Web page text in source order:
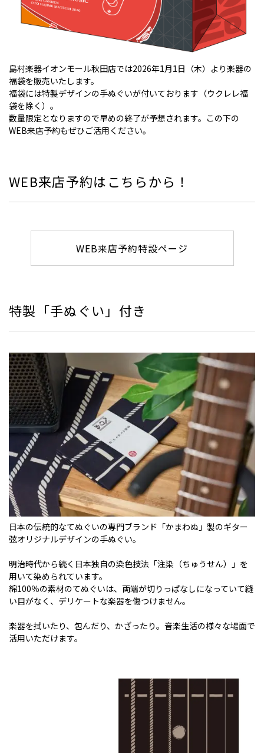
島村楽器イオンモール秋田店では2026年1月1日（木）より楽器の
福袋を販売いたします。
福袋には特製デザインの手ぬぐいが付いております（ウクレレ福
袋を除く）。
数量限定となりますので早めの終了が予想されます。この下の
WEB来店予約もぜひご活用ください。
WEB来店予約はこちらから！
WEB来店予約特設ページ
特製「手ぬぐい」付き
日本の伝統的なてぬぐいの専門ブランド「かまわぬ」製のギター
弦オリジナルデザインの手ぬぐい。
明治時代から続く日本独自の染色技法「注染（ちゅうせん）」を
用いて染められています。
綿100％の素材のてぬぐいは、両端が切りっぱなしになっていて縫
い目がなく、デリケートな楽器を傷つけません。
楽器を拭いたり、包んだり、かざったり。音楽生活の様々な場面で
活用いただけます。